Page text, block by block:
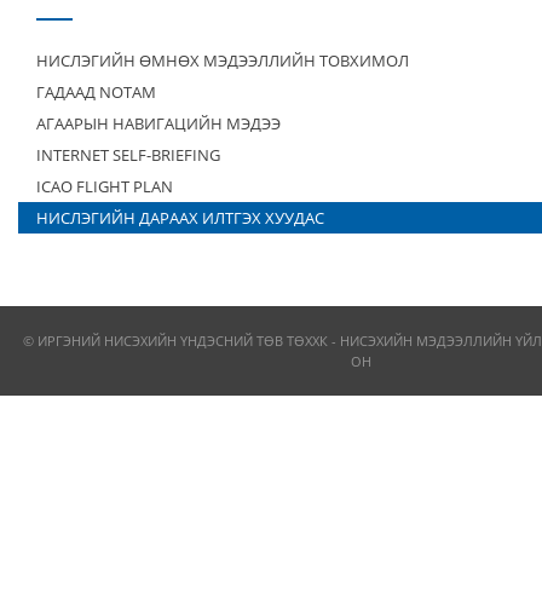
НИСЛЭГИЙН ӨМНӨХ МЭДЭЭЛЛИЙН ТОВХИМОЛ
ГАДААД NOTAM
АГААРЫН НАВИГАЦИЙН МЭДЭЭ
INTERNET SELF-BRIEFING
ICAO FLIGHT PLAN
НИСЛЭГИЙН ДАРААХ ИЛТГЭХ ХУУДАС
© ИРГЭНИЙ НИСЭХИЙН ҮНДЭСНИЙ ТӨВ ТӨХХК - НИСЭХИЙН МЭДЭЭЛЛИЙН
ОН